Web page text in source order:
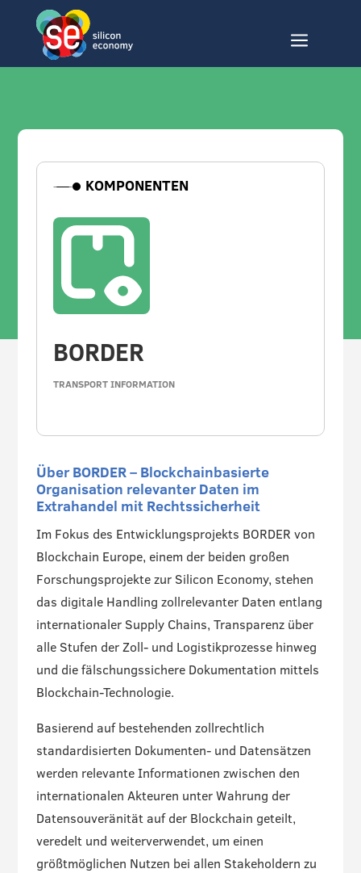
a
KOMPONENTEN
BORDER
TRANSPORT INFORMATION
Über BORDER – Blockchainbasierte
Organisation relevanter Daten im
Extrahandel mit Rechtssicherheit
Im Fokus des Entwicklungsprojekts BORDER von
Blockchain Europe, einem der beiden großen
Forschungsprojekte zur Silicon Economy, stehen
das digitale Handling zollrelevanter Daten entlang
internationaler Supply Chains, Transparenz über
alle Stufen der Zoll- und Logistikprozesse hinweg
und die fälschungssichere Dokumentation mittels
Blockchain-Technologie.
Basierend auf bestehenden zollrechtlich
standardisierten Dokumenten- und Datensätzen
werden relevante Informationen zwischen den
internationalen Akteuren unter Wahrung der
Datensouveränität auf der Blockchain geteilt,
veredelt und weiterverwendet, um einen
größtmöglichen Nutzen bei allen Stakeholdern zu